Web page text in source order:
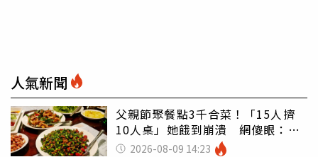
人氣新聞
父親節聚餐點3千合菜！「15人擠
10人桌」她餓到崩潰 網傻眼：讓
店家看笑話
2026-08-09 14:23